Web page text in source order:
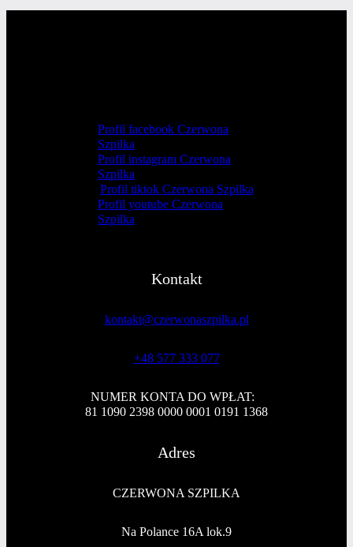
Profil facebook Czerwona
Szpilka
Profil instagram Czerwona
Szpilka
Profil tiktok Czerwona Szpilka
Profil youtube Czerwona
Szpilka
Kontakt
kontakt@czerwonaszpilka.pl
+48 577 333 077
NUMER KONTA DO WPŁAT:
81 1090 2398 0000 0001 0191 1368
Adres
CZERWONA SZPILKA
Na Polance 16A lok.9